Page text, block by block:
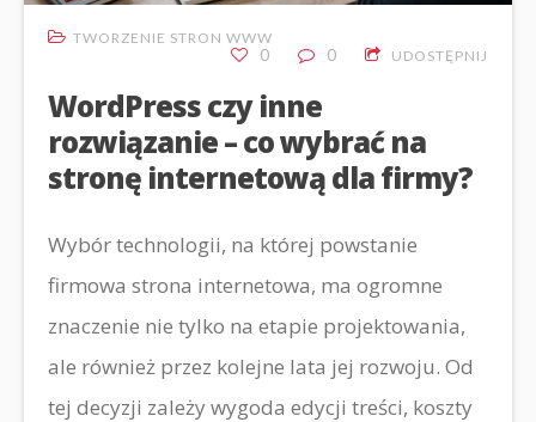
TWORZENIE STRON WWW
0 0 UDOSTĘPNIJ
WordPress czy inne
rozwiązanie – co wybrać na
stronę internetową dla firmy?
Wybór technologii, na której powstanie
firmowa strona internetowa, ma ogromne
znaczenie nie tylko na etapie projektowania,
ale również przez kolejne lata jej rozwoju. Od
tej decyzji zależy wygoda edycji treści, koszty